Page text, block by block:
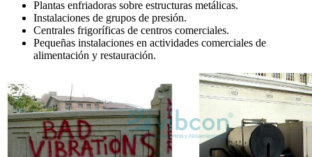
Plantas enfriadoras sobre estructuras metálicas.
Instalaciones de grupos de presión.
Centrales frigoríficas de centros comerciales.
Pequeñas instalaciones en actividades comerciales de
alimentación y restauración.